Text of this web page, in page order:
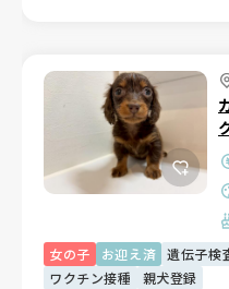
女の子
お迎え済 遺伝子検
ワクチン接種
親犬登録